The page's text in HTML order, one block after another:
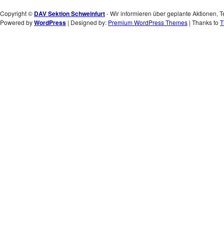
Copyright © DAV Sektion Schweinfurt- Wir informieren über geplante Aktionen,
Powered byWordPress | Designed by: Premium WordPress Themes | Thanks to